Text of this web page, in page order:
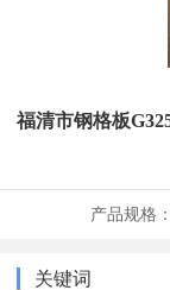
福清市钢格板
产品规格：
关键词